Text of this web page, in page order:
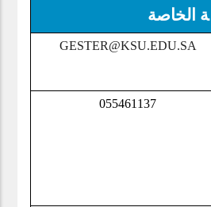
ة الخاصة
GESTER@KSU.EDU.SA
055461137